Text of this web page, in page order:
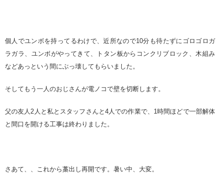
個人でユンボを持ってるわけで、近所なので10分も待たずにゴロゴロガ
ラガラ、ユンボがやってきて、トタン板からコンクリブロック、木組み
などあっという間にぶっ壊してもらいました。
そしてもう一人のおじさんが電ノコで壁を切断します。
父の友人2人と私とスタッフさんと4人での作業で、1時間ほどで一部解体
と間口を開ける工事は終わりました。
さあて、、これから藁出し再開です。暑い中、大変。